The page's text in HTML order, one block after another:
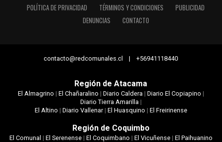
POLÍTICA DE PRIVACIDAD
TÉRMINOS Y CONDICIONES
PUBLICIDAD
DENUNCIAS
CONTACTO
contacto@redcomunales.cl | +56941118440
Región de Atacama
El Almagrino | El Chañaralino | Diario Caldera| Diario El Copiapino |
Diario Tierra Amarilla|
El Altino | Diario Vallenar| El Huasquino | El Freirinense
Región de Coquimbo
El Comunal | El Serenense| El Coquimbano | El Vicuñense| El Paihuanino